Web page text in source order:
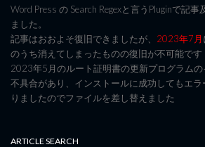
Word Press の Search Regexと言うPluginで記
ました。
記事はおおよそ復旧できましたが、 2023年7月
のうち消えてしまったものの復旧が不可能です
2023年5月のルート証明書の更新プログラム
不具合があり、インストールに成功してもエ
りましたのでファイルを差し替えました
ARTICLE SEARCH